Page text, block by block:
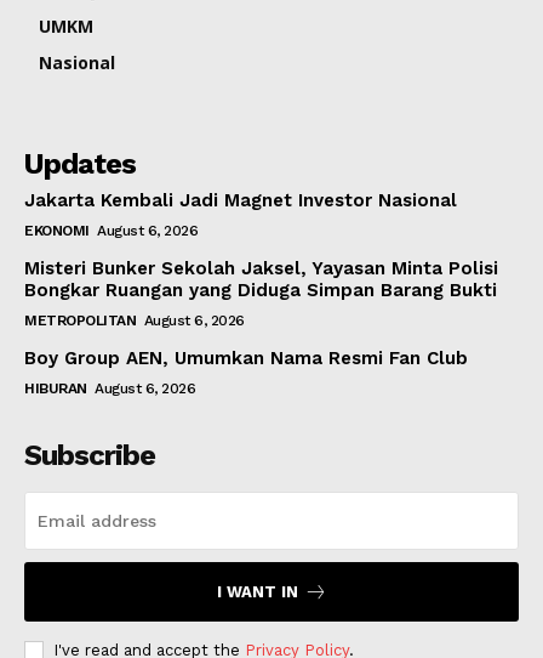
UMKM
Nasional
Updates
Jakarta Kembali Jadi Magnet Investor Nasional
EKONOMI August 6, 2026
Misteri Bunker Sekolah Jaksel, Yayasan Minta Polisi
Bongkar Ruangan yang Diduga Simpan Barang Bukti
METROPOLITAN August 6, 2026
Boy Group AEN, Umumkan Nama Resmi Fan Club
HIBURAN August 6, 2026
Subscribe
I WANT IN
I've read and accept the Privacy Policy.